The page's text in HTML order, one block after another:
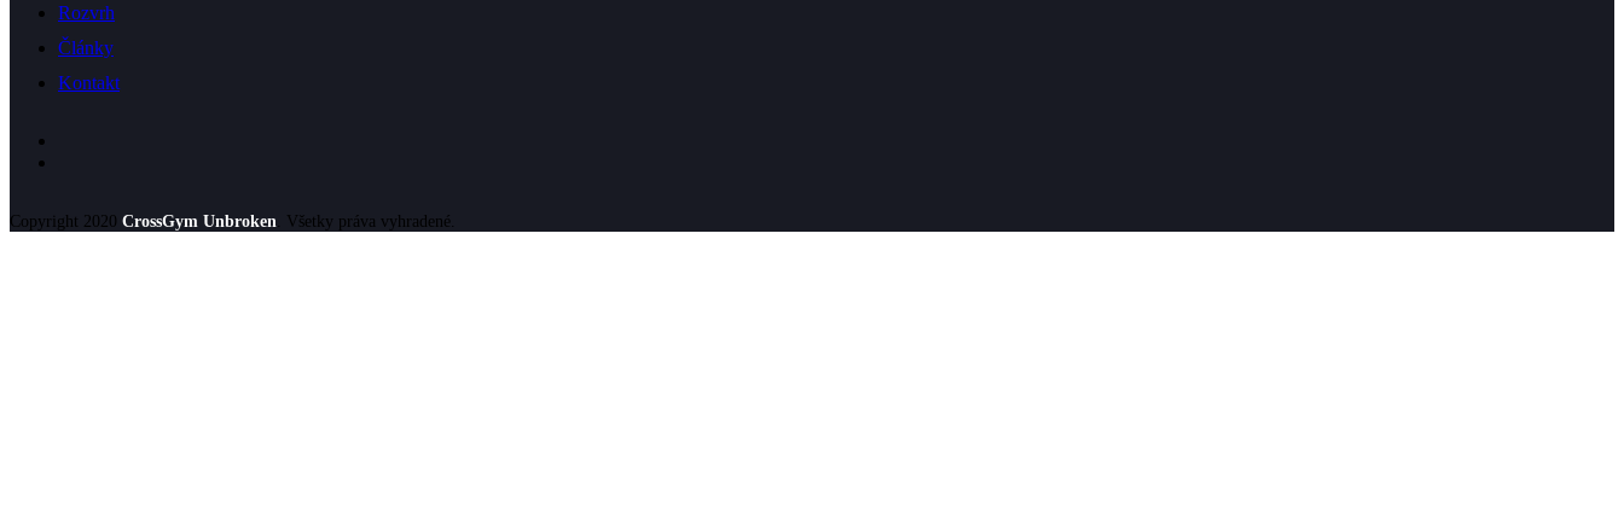
Rozvrh
Články
Kontakt
Copyright 2020 CrossGym Unbroken . Všetky práva vyhradené.